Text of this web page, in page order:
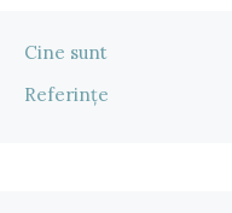
Cine sunt
Referințe